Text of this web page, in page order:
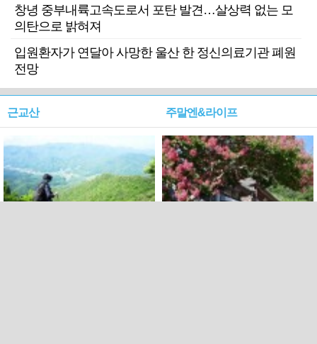
창녕 중부내륙고속도로서 포탄 발견…살상력 없는 모
의탄으로 밝혀져
입원환자가 연달아 사망한 울산 한 정신의료기관 폐원
전망
근교산 주말엔&라이프